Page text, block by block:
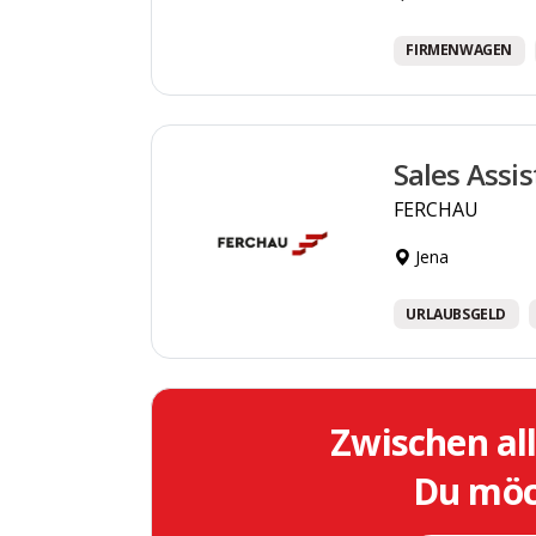
FIRMENWAGEN
Sales
FERCHAU
Jena
URLAUBSGELD
Zwischen
Du